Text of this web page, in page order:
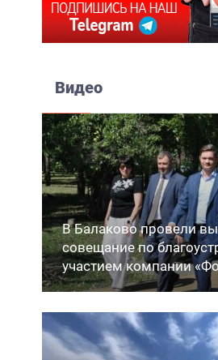
Видео
В Балаково провели
совещание по
участием компании